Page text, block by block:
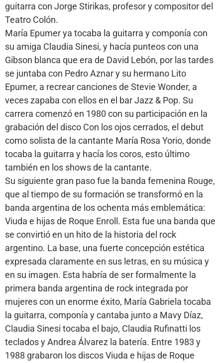
guitarra con Jorge Stirikas, profesor y compositor del
Teatro Colón.
María Epumer ya tocaba la guitarra y componía con
su amiga Claudia Sinesi, y hacía punteos con una
Gibson blanca que era de David Lebón, por las tardes
se juntaba con Pedro Aznar y su hermano Lito
Epumer, a recrear canciones de Stevie Wonder, a
veces zapaba con ellos en el bar Jazz & Pop. Su
carrera comenzó en 1980 con su participación en la
grabación del disco Con los ojos cerrados, el debut
como solista de la cantante María Rosa Yorio, donde
tocaba la guitarra y hacía los coros, esto último
también en los shows de la cantante.
Su siguiente gran paso fue la banda femenina Rouge,
que al tiempo de su formación se transformó en la
banda argentina de los ochenta más emblemática:
Viuda e hijas de Roque Enroll. Esta fue una banda que
se convirtió en un hito de la historia del rock
argentino. La base, una fuerte concepción estética
expresada claramente en sus letras, en su música y
en su imagen. Esta habría de ser formalmente la
primera banda argentina de rock integrada por
mujeres con un enorme éxito, María Gabriela tocaba
la guitarra, componía y cantaba junto a Mavy Díaz,
Claudia Sinesi tocaba el bajo, Claudia Rufinatti los
teclados y Andrea Álvarez la batería. Entre 1983 y
1988 grabaron los discos Viuda e hijas de Roque